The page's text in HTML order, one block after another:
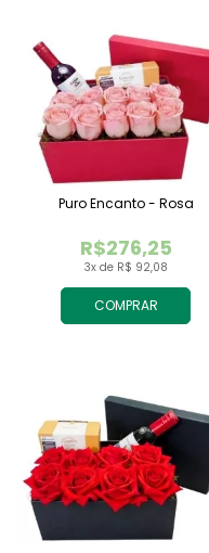
COMPRAR
3x de R$ 92,08
R$276,25
Puro Encanto - Rosa